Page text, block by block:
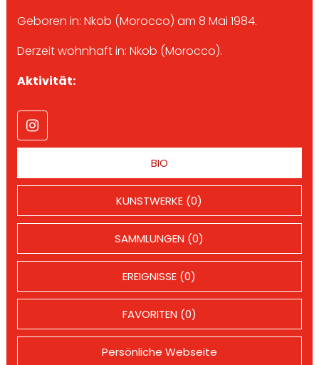
Geboren in: Nkob (Morocco) am 8 Mai 1984.
Derzeit wohnhaft in: Nkob (Morocco).
Aktivität:
BIO
KUNSTWERKE (0)
SAMMLUNGEN (0)
EREIGNISSE (0)
FAVORITEN (0)
Persönliche Webseite